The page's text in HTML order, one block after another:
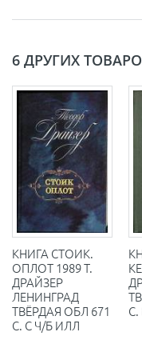
6 ДРУГИХ
КНИГА СТОИК.
ОПЛОТ 1989 Т.
ДРАЙЗЕР
ЛЕНИНГРАД
ТВЁРДАЯ ОБЛ 671
С. С Ч/Б ИЛЛ